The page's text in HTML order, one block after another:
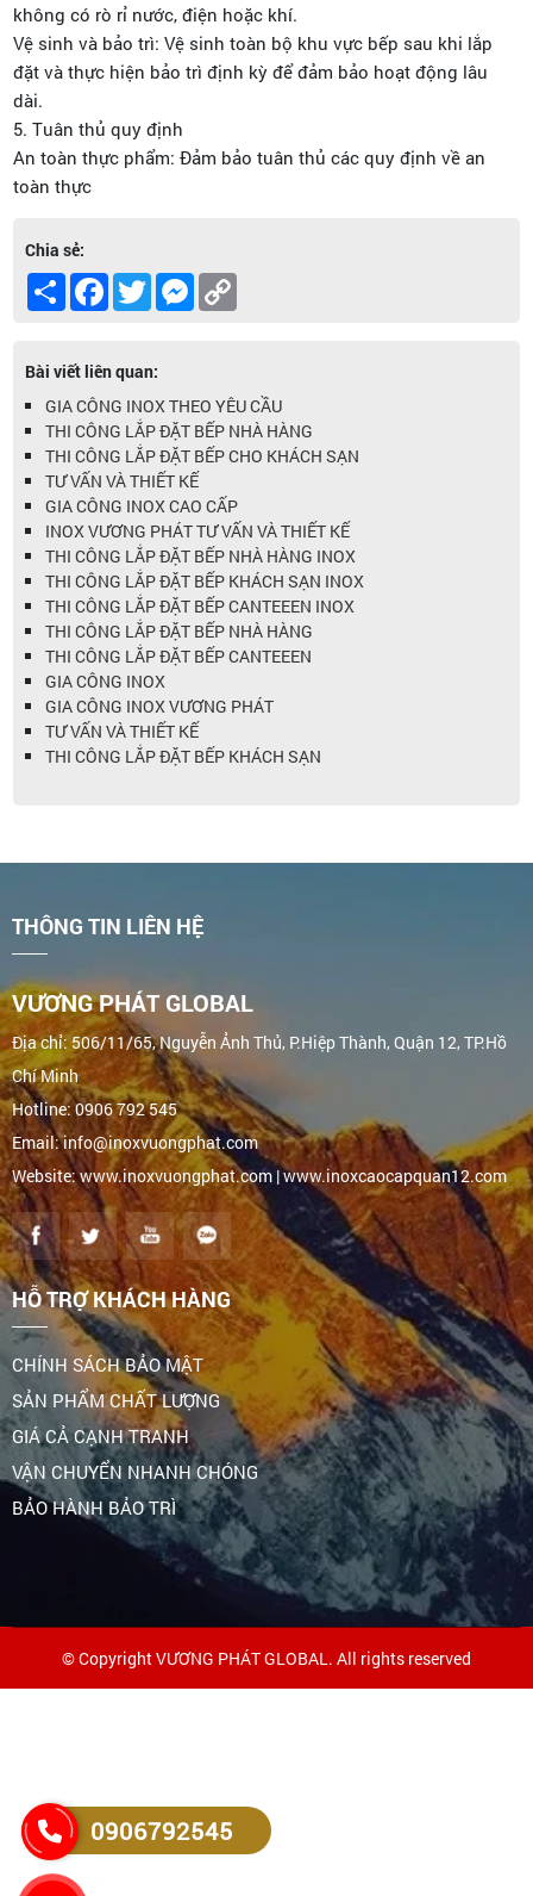
không có rò rỉ nước, điện hoặc khí.
Vệ sinh và bảo trì: Vệ sinh toàn bộ khu vực bếp sau khi lắp
đặt và thực hiện bảo trì định kỳ để đảm bảo hoạt động lâu
dài.
5. Tuân thủ quy định
An toàn thực phẩm: Đảm bảo tuân thủ các quy định về an
toàn thực
Chia sẻ:
Share FacebookTwitterMessenger
Bài viết liên quan:
GIA CÔNG INOX THEO YÊU CẦU
THI CÔNG LẮP ĐẶT BẾP NHÀ HÀNG
THI CÔNG LẮP ĐẶT BẾP CHO KHÁCH SẠN
TƯ VẤN VÀ THIẾT KẾ
GIA CÔNG INOX CAO CẤP
INOX VƯƠNG PHÁT TƯ VẤN VÀ THIẾT KẾ
THI CÔNG LẮP ĐẶT BẾP NHÀ HÀNG INOX
THI CÔNG LẮP ĐẶT BẾP KHÁCH SẠN INOX
THI CÔNG LẮP ĐẶT BẾP CANTEEEN INOX
THI CÔNG LẮP ĐẶT BẾP NHÀ HÀNG
THI CÔNG LẮP ĐẶT BẾP CANTEEEN
GIA CÔNG INOX
GIA CÔNG INOX VƯƠNG PHÁT
TƯ VẤN VÀ THIẾT KẾ
THI CÔNG LẮP ĐẶT BẾP KHÁCH SẠN
THÔNG TIN LIÊN HỆ
VƯƠNG PHÁT GLOBAL
Địa chỉ: 506/11/65, Nguyễn Ảnh Thủ, P.Hiệp Thành, Quận 12, TP.Hồ
Chí Minh
Hotline: 0906 792 545
Email: info@inoxvuongphat.com
Website: www.inoxvuongphat.com | www.inoxcaocapquan12.com
HỖ TRỢ KHÁCH HÀNG
CHÍNH SÁCH BẢO MẬT
SẢN PHẨM CHẤT LƯỢNG
GIÁ CẢ CẠNH TRANH
VẬN CHUYỂN NHANH CHÓNG
BẢO HÀNH BẢO TRÌ
© Copyright VƯƠNG PHÁT GLOBAL. All rights reserved
0906792545